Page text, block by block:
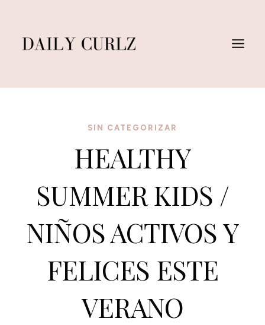
content
SIN CATEGORIZAR
HEALTHY
SUMMER KIDS /
NIÑOS ACTIVOS Y
FELICES ESTE
VERANO